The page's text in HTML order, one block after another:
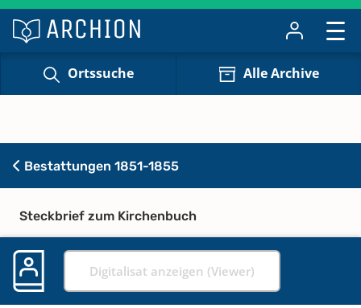
Ortssuche Alle Archive
Bestattungen 1851-1855
Steckbrief zum Kirchenbuch
Digitalisat anzeigen (Viewer)